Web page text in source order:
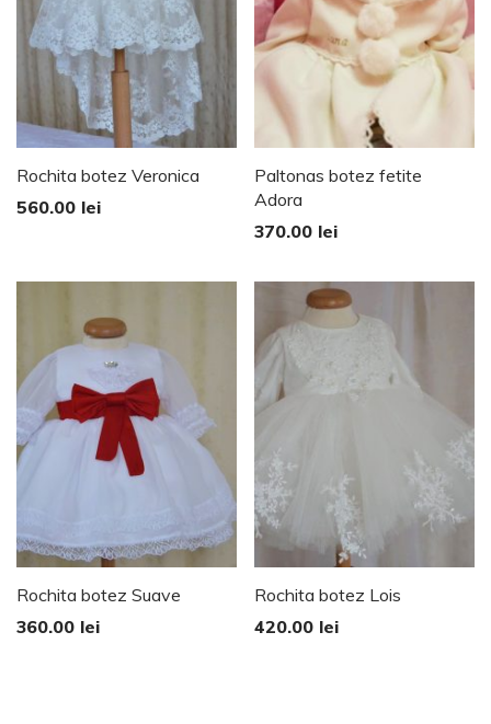
Rochita botez Veronica
560.00 lei
Paltonas botez fetite
Adora
370.00 lei
Rochita botez Suave
360.00 lei
Rochita botez Lois
420.00 lei